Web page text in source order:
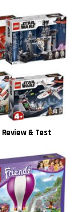
Review & Test